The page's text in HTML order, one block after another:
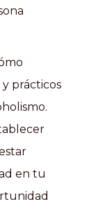
prácticos
en tu